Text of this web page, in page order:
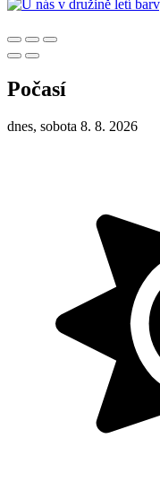
Počasí
dnes, sobota 8. 8. 2026